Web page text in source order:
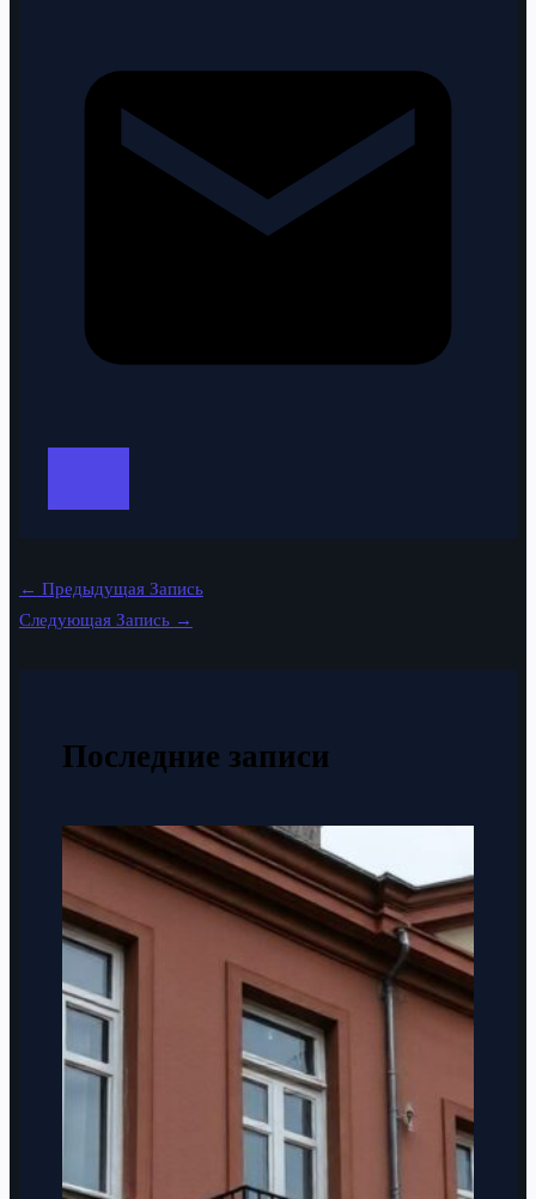
← Предыдущая Запись
Следующая Запись →
Последние записи